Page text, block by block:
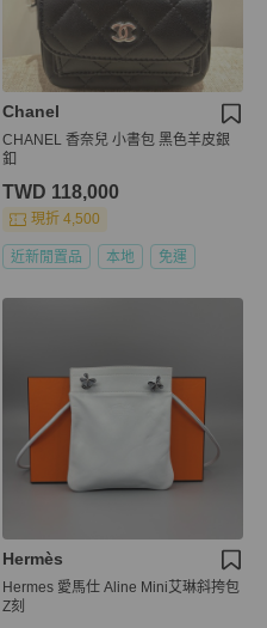
Chanel
CHANEL 香奈兒 小書包 黑色羊皮銀
釦
TWD 118,000
現折 4,500
近新閒置品 本地 免運
Hermès
Hermes 愛馬仕 Aline Mini艾琳斜挎包
Z刻